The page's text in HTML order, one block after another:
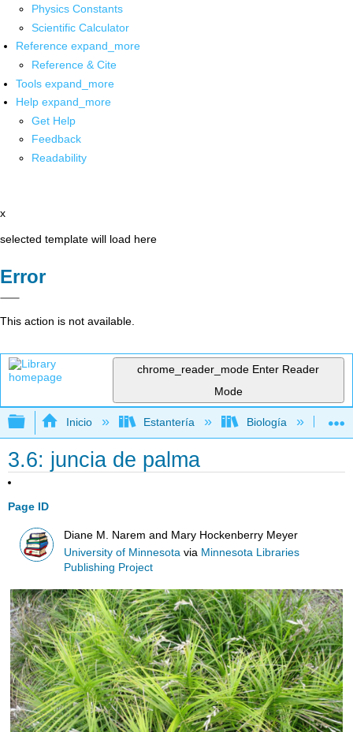
Physics Constants
Scientific Calculator
Reference expand_more
Reference & Cite
Tools expand_more
Help expand_more
Get Help
Feedback
Readability
x
selected template will load here
Error
This action is not available.
chrome_reader_mode Enter Reader
Mode
Expandir/contraer jerarquía global
Inicio Estantería Biología
3.6: juncia de palma
Page ID
Diane M. Narem and Mary Hockenberry Meyer
University of Minnesota via Minnesota Libraries
Publishing Project